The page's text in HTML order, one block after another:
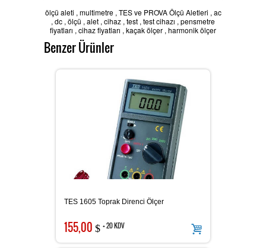
Batarya Kapasite Ölçer
Elektro Manyetik Alan Ölçer
Kapasitemetre
Güç Kaynakları
ölçü aleti , multimetre, TES ve PROVA Ölçü Aletleri , ac
, dc , ölçü , alet , cihaz , test , test cihazı , pensmetre
fiyatları , cihaz fiyatları , kaçak ölçer , harmonik ölçer
Benzer Ürünler
TES 1605 Toprak Direnci Ölçer
155,00 $ + 20 KDV